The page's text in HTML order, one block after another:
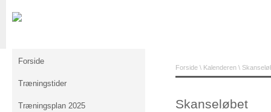
Forside
Træningstider
Træningsplan 2025
Forside \ Kalenderen \
Skanseløbet